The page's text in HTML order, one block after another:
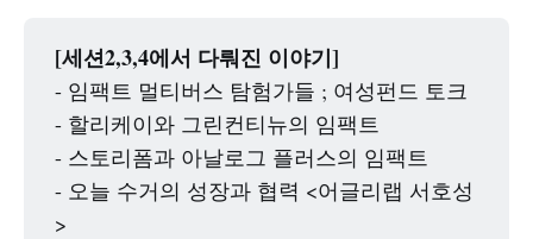
[세션2,3,4에서 다뤄진 이야기]
- 임팩트 멀티버스 탐험가들 ; 여성펀드 토크
- 할리케이와 그린컨티뉴의 임팩트
- 스토리폼과 아날로그 플러스의 임팩트
- 오늘 수거의 성장과 협력 <어글리랩 서호성
>